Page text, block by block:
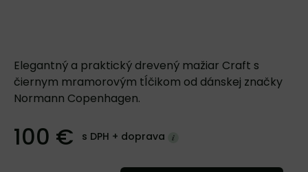
Elegantný a praktický drevený mažiar Craft s
čiernym mramorovým tĺčikom od dánskej značky
Normann Copenhagen.
100 € s DPH + doprava